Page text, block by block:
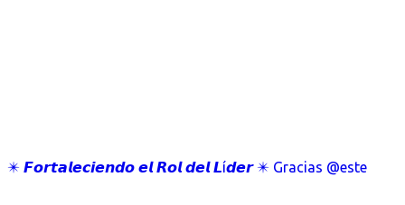
✴️ 𝙁𝙤𝙧𝙩𝙖𝙡𝙚𝙘𝙞𝙚𝙣𝙙𝙤 𝙚𝙡 𝙍𝙤𝙡 𝙙𝙚𝙡 𝙇í𝙙𝙚𝙧 ✴️ Gracias @este